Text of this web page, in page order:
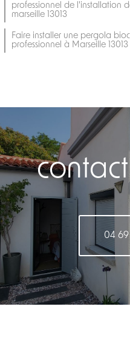
professionnel de l'installation
marseille 13013
Faire installer une pergola
professionnel à Marseille 13013
04